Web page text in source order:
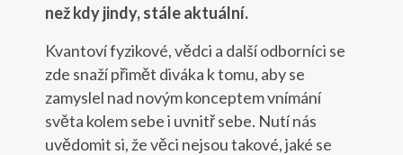
než kdy jindy, stále aktuální.
Kvantoví fyzikové, vědci a další odborníci se
zde snaží přimět diváka k tomu, aby se
zamyslel nad novým konceptem vnímání
světa kolem sebe i uvnitř sebe. Nutí nás
uvědomit si, že věci nejsou takové, jaké se